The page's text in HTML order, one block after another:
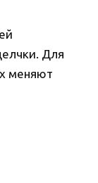
Для
меняют